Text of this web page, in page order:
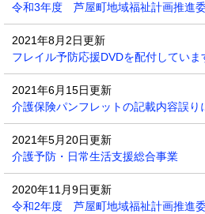
令和3年度 芦屋町地域福祉計画推進
2021年8月2日更新
フレイル予防応援DVDを配付していま
2021年6月15日更新
介護保険パンフレットの記載内容誤り
2021年5月20日更新
介護予防・日常生活支援総合事業
2020年11月9日更新
令和2年度 芦屋町地域福祉計画推進